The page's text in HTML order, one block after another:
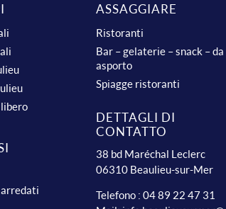
ASSAGGIARE
Ristoranti
Bar – gelaterie – snack – da
asporto
Spiagge ristoranti
DETTAGLI DI
CONTATTO
38 bd Maréchal Leclerc
06310 Beaulieu-sur-Mer
Telefono : 04 89 22 47 31